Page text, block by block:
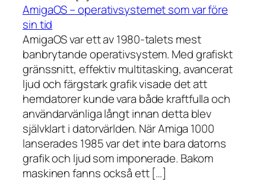
AmigaOS – operativsystemet som var före
sin tid
AmigaOS var ett av 1980-talets mest
banbrytande operativsystem. Med grafiskt
gränssnitt, effektiv multitasking, avancerat
ljud och färgstark grafik visade det att
hemdatorer kunde vara både kraftfulla och
användarvänliga långt innan detta blev
självklart i datorvärlden. När Amiga 1000
lanserades 1985 var det inte bara datorns
grafik och ljud som imponerade. Bakom
maskinen fanns också ett […]